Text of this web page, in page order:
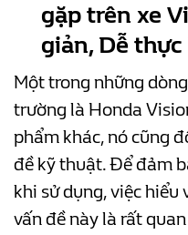
gặp trên xe
giản, Dễ
Một trong những
trường là Honda
phẩm khác, nó cũng
đề kỹ thuật. Để đảm
khi sử dụng, việc hiểu
vấn đề này là rất